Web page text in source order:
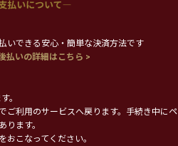
いできる安心・簡単な決済方法です
払いの詳細はこちら >
。
利用のサービスへ戻ります。手続き中にペ
ります。
こなってください。